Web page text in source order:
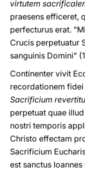
virtutem
praesens efficeret,
perfecturus erat.
Crucis perpetuatur
sanguinis Domini"
Continenter vivit
recordationem
Sacrificium
perpetuat quae
nostri temporis
Christo effectam
Sacrificium
est sanctus